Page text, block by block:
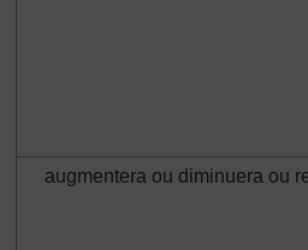
augmentera ou diminuera ou